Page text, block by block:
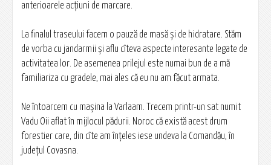
anterioarele acțiuni de marcare.
La finalul traseului facem o pauză de masă și de hidratare. Stăm
de vorba cu jandarmii și aflu cîteva aspecte interesante legate de
activitatea lor. De asemenea prilejul este numai bun de a mă
familiariza cu gradele, mai ales că eu nu am făcut armata.
Ne întoarcem cu mașina la Varlaam. Trecem printr-un sat numit
Vadu Oii aflat în mijlocul pădurii. Noroc că există acest drum
forestier care, din cîte am înțeles iese undeva la Comandău, în
județul Covasna.